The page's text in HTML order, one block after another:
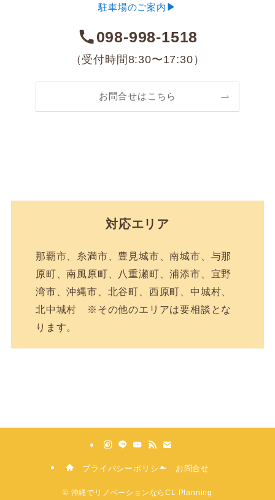
駐車場のご案内 ▶︎
098-998-1518
（受付時間8:30〜17:30）
お問合せはこちら
対応エリア
那覇市、糸満市、豊見城市、南城市、与那
原町、南風原町、八重瀬町、浦添市、宜野
湾市、沖縄市、北谷町、西原町、中城村、
北中城村 ※その他のエリアは要相談とな
ります。
プライバシーポリシー お問合せ
© 沖縄でリノベーションならCL Planning